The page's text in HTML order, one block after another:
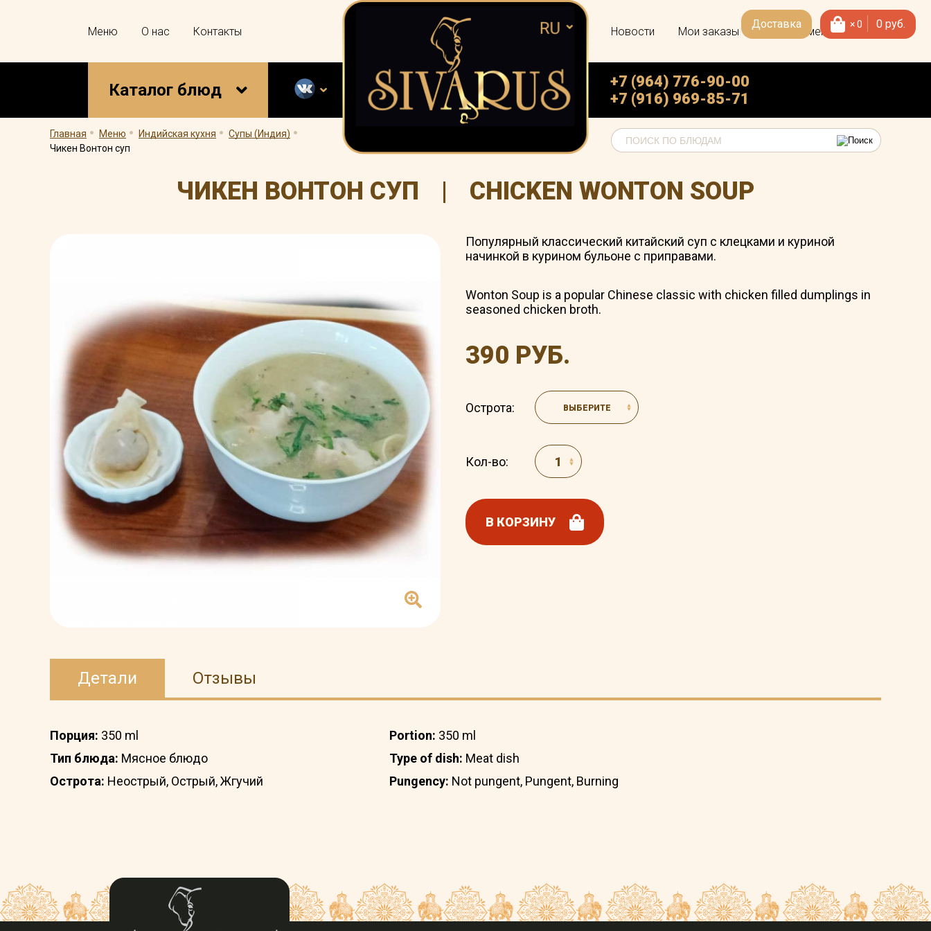
Доставка ×0 0 руб.
Меню О нас Контакты Новости Мои заказы Скачать меню
Каталог блюд
+7 (964) 776-90-00
+7 (916) 969-85-71
Главная. Меню. Индийская кухня. Супы (Индия).
Чикен Вонтон суп
ЧИКЕН ВОНТОН СУП | CHICKEN WONTON SOUP
Популярный классический китайский суп с клецками и куриной
начинкой в курином бульоне с приправами.
Wonton Soup is a popular Chinese classic with chicken filled dumplings in
seasoned chicken broth.
390 РУБ.
Острота: ВЫБЕРИТЕ
Кол-во:
В КОРЗИНУ
Детали Отзывы
Порция: 350 ml
Тип блюда: Мясное блюдо
Острота: Неострый, Острый, Жгучий
Portion: 350 ml
Type of dish: Meat dish
Pungency: Not pungent, Pungent, Burning